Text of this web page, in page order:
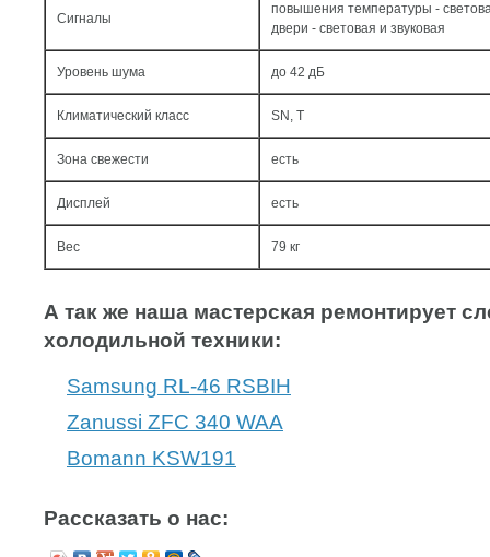
Сигналы
повышения температуры -
двери - световая и звуковая
Уровень шума до 42 дБ
Климатический класс SN, T
Зона свежести есть
Дисплей есть
Вес 79 кг
А так же наша мастерская ремонтирует
холодильной техники:
Samsung RL-46 RSBIH
Zanussi ZFC 340 WAA
Bomann KSW191
Рассказать о нас: